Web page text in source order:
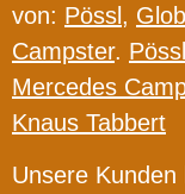
von: Pössl ,
Campster.
Mercedes
Knaus Tabbert
Unsere